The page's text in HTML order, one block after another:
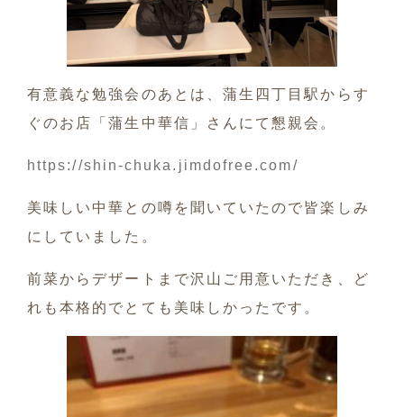
有意義な勉強会のあとは、蒲生四丁目駅からす
ぐのお店「蒲生中華信」さんにて懇親会。
https://shin-chuka.jimdofree.com/
美味しい中華との噂を聞いていたので皆楽しみ
にしていました。
前菜からデザートまで沢山ご用意いただき、ど
れも本格的でとても美味しかったです。